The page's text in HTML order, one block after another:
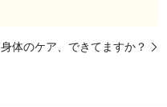
身体のケア、できてますか？